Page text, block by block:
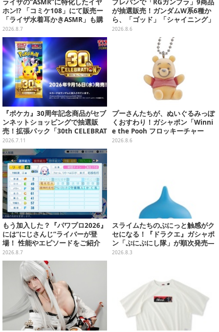
ライザの“ASMR”に特化したイヤ
ホン!? 「コミケ108」にて販売ー
「ライザ水着耳かきASMR」も購
入者特典で配布
2026.8.7
プレバンで「RGガンプラ」9商品
が抽選販売！ガンダムW系6種か
ら、「ゴッド」「シャイニング」
まで
2026.8.6
『ポケカ』30周年記念商品がセブ
ンネットショッピングで抽選販
売！拡張パック「30th CELEBRAT
ION」と「エーフィ・ブラッキー
セット」が対象
2026.7.11
プーさんたちが、ぬいぐるみっぽ
くおすわり！ガシャポン「Winni
e the Pooh フロッキーチャー
ム」ふわふわでどれも可愛い全4
2026.8.6
もう加入した？『パワプロ2026』
には“にじさんじ”ライバーが登
場！ 性能やエピソードをご紹介
2026.8.7
スライムたちのぷにっと触感がク
セになる！『ドラクエ』ガシャポ
ン「ぷにぷにし隊」が順次発売―
全4種ではぐれメタルは固め
2026.8.3